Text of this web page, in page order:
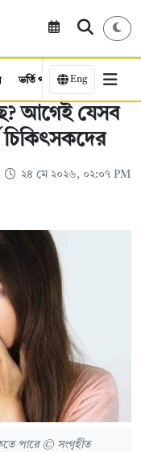
ভর্তি পরীক্ষা কর্মসংস্থান
Eng
আগেই যেসব
চিকিৎসকদের
২৪ মে ২০২৬, ০২:০৭ PM
পারে © সংগৃহীত